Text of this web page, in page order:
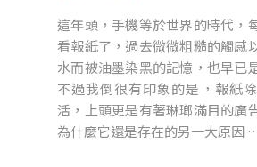
這年頭，手機等於世界的時代，
看報紙了，過去微微粗糙的觸感
水而被油墨染黑的記憶，也早已
不過我倒很有印象的是，報紙
活，上頭更是有著琳瑯滿目的廣
為什麼它還是存在的另一大原因